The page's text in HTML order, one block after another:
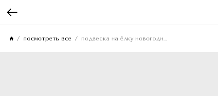
посмотреть все